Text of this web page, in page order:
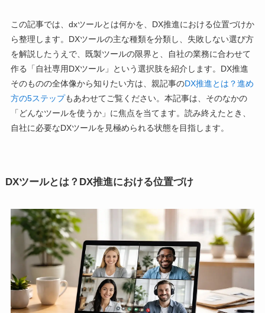
この記事では、dxツールとは何かを、DX推進における位置づけか
ら整理します。DXツールの主な種類を分類し、失敗しない選び方
を解説したうえで、既製ツールの限界と、自社の業務に合わせて
作る「自社専用DXツール」という選択肢を紹介します。DX推進
そのものの全体像から知りたい方は、親記事のDX推進とは？進め
方の5ステップもあわせてご覧ください。本記事は、そのなかの
「どんなツールを使うか」に焦点を当てます。読み終えたとき、
自社に必要なDXツールを見極められる状態を目指します。
DXツールとは？DX推進における位置づけ